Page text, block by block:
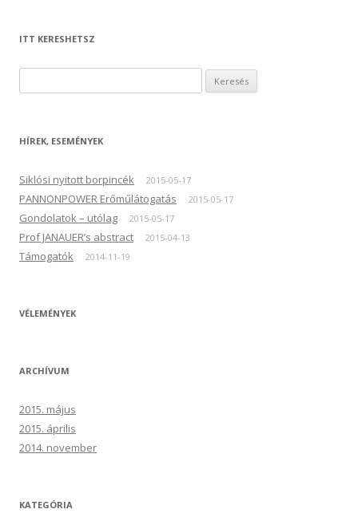
ITT KERESHETSZ
HÍREK, ESEMÉNYEK
Siklósi nyitott borpincék 2015-05-17
PANNONPOWER Erőműlátogatás 2015-05-17
Gondolatok – utólag 2015-05-17
Prof JANAUER’s abstract 2015-04-13
Támogatók 2014-11-19
VÉLEMÉNYEK
ARCHÍVUM
2015. május
2015. április
2014. november
KATEGÓRIA